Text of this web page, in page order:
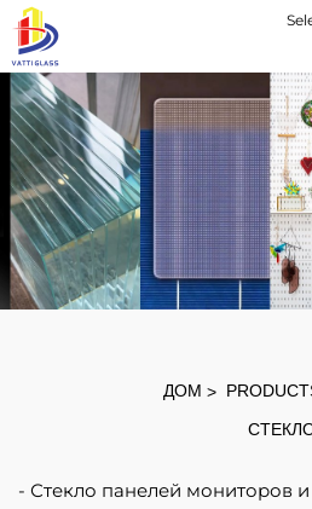
Smart
Home
Bathroom
Tempered
Glass
Custom
Shower
Switch
Panel
ДОМ
Стекло панелей мониторов и